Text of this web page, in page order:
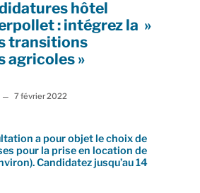
hôtel
: intégrez la »
transitions
agricoles »
– 7 février 2022
a pour objet le choix de
pour la prise en location de
Candidatez jusqu’au 14